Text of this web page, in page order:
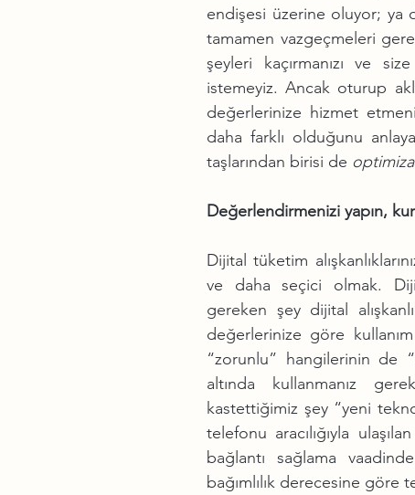
endişesi üzerine oluyor; ya
tamamen vazgeçmeleri
şeyleri kaçırmanızı ve
istemeyiz. Ancak oturup
değerlerinize hizmet
daha farklı olduğunu
taşlarından birisi de
Değerlendirmenizi yapın,
Dijital tüketim
ve daha seçici olmak.
gereken şey dijital
değerlerinize göre kullanım
“zorunlu” hangilerinin de
altında kullanmanız
kastettiğimiz şey “yeni
telefonu aracılığıyla
bağlantı sağlama
bağımlılık derecesine göre